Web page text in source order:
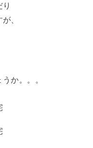
、
か。。。